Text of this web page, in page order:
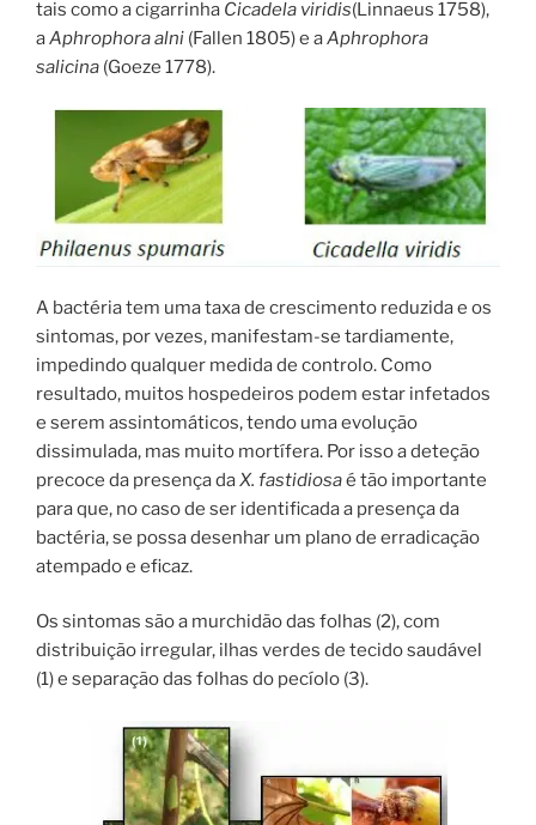
tais como a cigarrinha Cicadela viridis(Linnaeus 1758),
aAphrophora alni (Fallen 1805) e aAphrophora
salicina (Goeze 1778).
A bactéria tem uma taxa de crescimento reduzida e os
sintomas, por vezes, manifestam-se tardiamente,
impedindo qualquer medida de controlo. Como
resultado, muitos hospedeiros podem estar infetados
e serem assintomáticos, tendo uma evolução
dissimulada, mas muito mortífera. Por isso a deteção
precoce da presença daX. fastidiosaé tão importante
para que, no caso de ser identificada a presença da
bactéria, se possa desenhar um plano de erradicação
atempado e eficaz.
Os sintomas são a murchidão das folhas (2), com
distribuição irregular, ilhas verdes de tecido saudável
(1) e separação das folhas do pecíolo (3).